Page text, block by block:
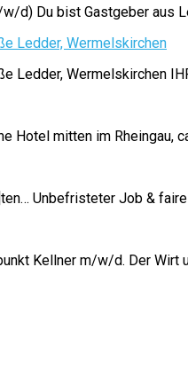
d) Du bist Gastgeber aus
Ledder, Wermelskirchen
Wermelskirchen
Hotel mitten im Rheingau,
Unbefristeter Job &
Kellner m/w/d. Der Wirt